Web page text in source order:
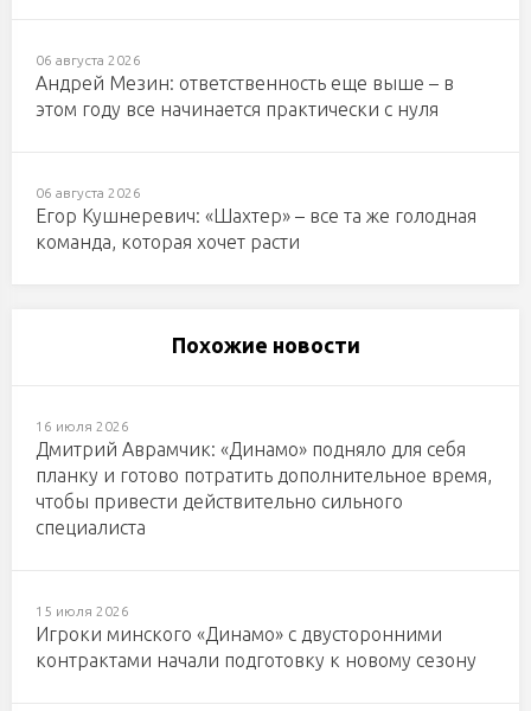
06 августа 2026
Андрей Мезин: ответственность еще выше – в
этом году все начинается практически с нуля
06 августа 2026
Егор Кушнеревич: «Шахтер» – все та же голодная
команда, которая хочет расти
Похожие новости
16 июля 2026
Дмитрий Аврамчик: «Динамо» подняло для себя
планку и готово потратить дополнительное время,
чтобы привести действительно сильного
специалиста
15 июля 2026
Игроки минского «Динамо» с двусторонними
контрактами начали подготовку к новому сезону